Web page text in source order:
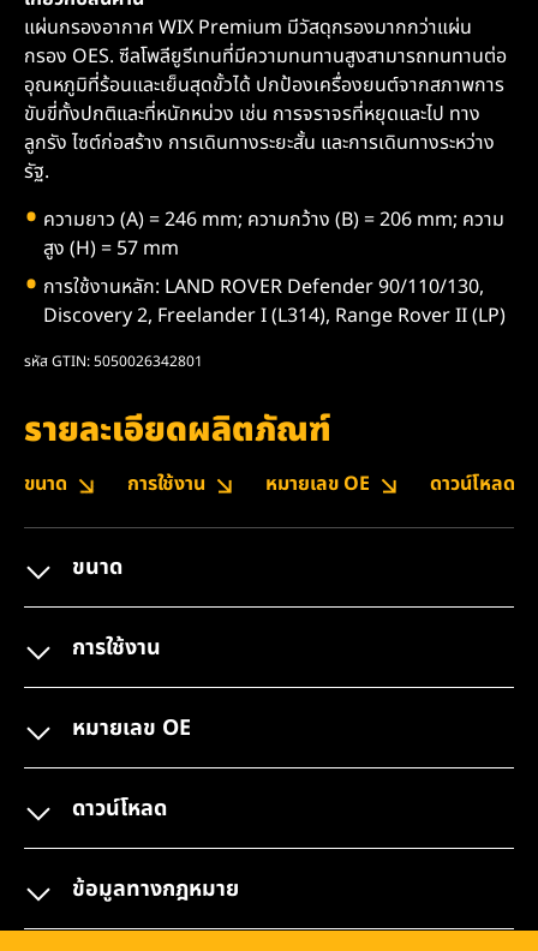
แผ่นกรองอากาศ WIX Premium มีวัสดุกรองมากกว่าแผ่น
กรอง OES. ซีลโพลียูรีเทนที่มีความทนทานสูงสามารถทนทานต่อ
อุณหภูมิที่ร้อนและเย็นสุดขั้วได้ ปกป้องเครื่องยนต์จากสภาพการ
ขับขี่ทั้งปกติและที่หนักหน่วง เช่น การจราจรที่หยุดและไป ทาง
ลูกรัง ไซต์ก่อสร้าง การเดินทางระยะสั้น และการเดินทางระหว่าง
รัฐ.
ความยาว (A) = 246 mm; ความกว้าง (B) = 206 mm; ความ
สูง (H) = 57 mm
การใช้งานหลัก: LAND ROVER Defender 90/110/130,
Discovery 2, Freelander I (L314), Range Rover II (LP)
รหัส GTIN: 5050026342801
รายละเอียดผลิตภัณฑ์
ขนาด การใช้งาน หมายเลข OE ดาวน์โหลด
ขนาด
การใช้งาน
หมายเลข OE
ดาวน์โหลด
ข้อมูลทางกฎหมาย